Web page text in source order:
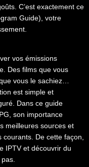
C’est exactement ce
Guide), votre
vos émissions
Des films que vous
vous le sachiez…
est simple et
Dans ce guide
son importance
meilleures sources et
De cette façon,
IPTV et découvrir du